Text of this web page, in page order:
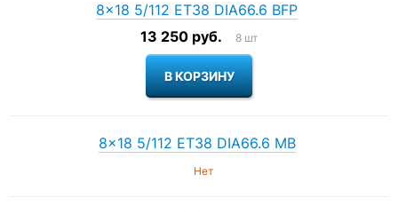
8×18 5/112 ET38 DIA66.6 BFP
13 250 руб.
8 шт
8×18 5/112 ET38 DIA66.6 MB
Нет